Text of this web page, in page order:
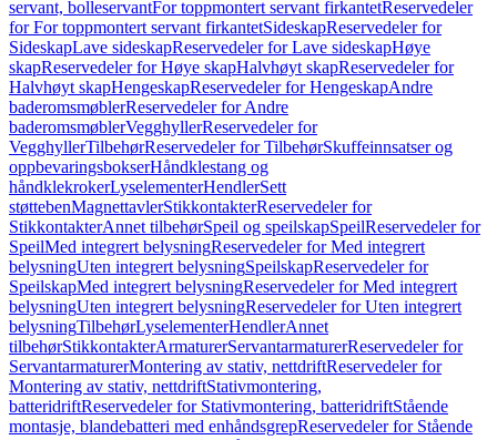
servant, bolleservantFor toppmontert servant firkantetReservedeler
for For toppmontert servant firkantetSideskapReservedeler for
SideskapLave sideskapReservedeler for Lave sideskapHøye
skapReservedeler for Høye skapHalvhøyt skapReservedeler for
Halvhøyt skapHengeskapReservedeler for HengeskapAndre
baderomsmøblerReservedeler for Andre
baderomsmøblerVegghyllerReservedeler for
VegghyllerTilbehørReservedeler for TilbehørSkuffeinnsatser og
oppbevaringsbokserHåndklestang og
håndklekrokerLyselementerHendlerSett
støttebenMagnettavlerStikkontakterReservedeler for
StikkontakterAnnet tilbehørSpeil og speilskapSpeilReservedeler for
SpeilMed integrert belysningReservedeler for Med integrert
belysningUten integrert belysningSpeilskapReservedeler for
SpeilskapMed integrert belysningReservedeler for Med integrert
belysningUten integrert belysningReservedeler for Uten integrert
belysningTilbehørLyselementerHendlerAnnet
tilbehørStikkontakterArmaturerServantarmaturerReservedeler for
ServantarmaturerMontering av stativ, nettdriftReservedeler for
Montering av stativ, nettdriftStativmontering,
batteridriftReservedeler for Stativmontering, batteridriftStående
montasje, blandebatteri med enhåndsgrepReservedeler for Stående